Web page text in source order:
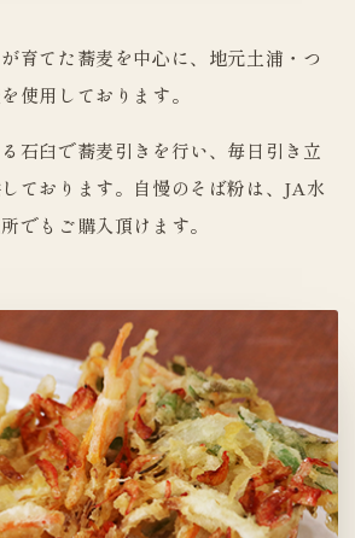
育てた蕎麦を中心に、地元土浦・つ
使用しております。
石臼で蕎麦引きを行い、毎日引き立
ております。自慢のそば粉は、JA水
でもご購入頂けます。